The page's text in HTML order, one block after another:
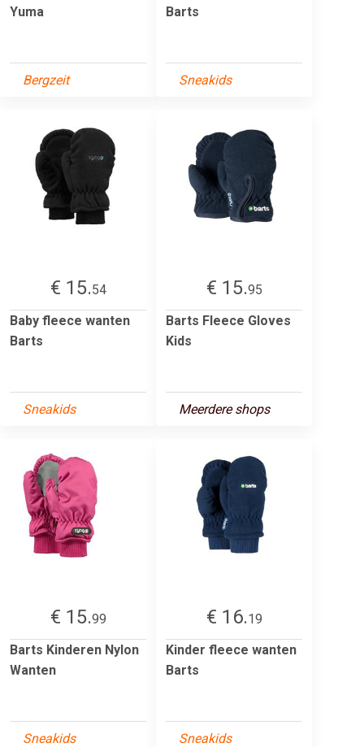
Yuma
Bergzeit
Barts
Sneakids
€ 15.54
Baby fleece wanten
Barts
Sneakids
€ 15.95
Barts Fleece Gloves
Kids
Meerdere shops
€ 15.99
Barts Kinderen Nylon
Wanten
Sneakids
€ 16.19
Kinder fleece wanten
Barts
Sneakids